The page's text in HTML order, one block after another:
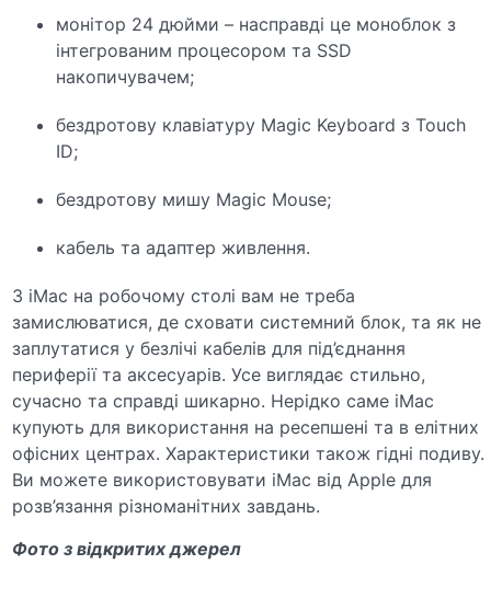
монітор 24 дюйми – насправді це моноблок з
інтегрованим процесором та SSD
накопичувачем;
бездротову клавіатуру Magic KeyboardзTouch
ID;
бездротову мишу Magic Mouse;
кабель та адаптер живлення.
З iMac на робочому столі вам не треба
замислюватися,де сховати системний блок, та як не
заплутатися у безлічі кабелів для під’єднання
периферії та аксесуарів. Усе виглядає стильно,
сучасно та справді шикарно. Нерідко саме iMac
купують для використання на ресепшені та в елітних
офісних центрах. Характеристики також гідні подиву.
Ви можете використовувати iMac відAppleдля
розв’язання різноманітних завдань.
Фото з відкритих джерел